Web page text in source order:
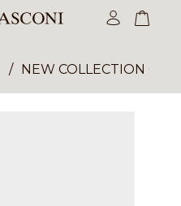
NEW COLLECTION